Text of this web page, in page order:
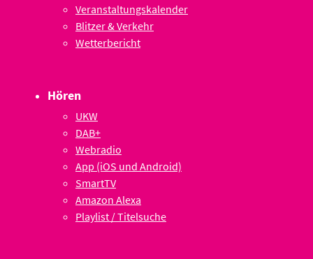
Veranstaltungskalender
Blitzer & Verkehr
Wetterbericht
Hören
UKW
DAB+
Webradio
App (iOS und Android)
SmartTV
Amazon Alexa
Playlist / Titelsuche